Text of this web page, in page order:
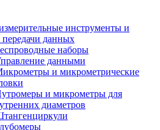
инструменты и
данных
наборы
данными
и микрометрические
и микрометры для
диаметров